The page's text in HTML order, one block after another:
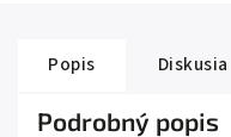
Popis Diskusia
Podrobný popis